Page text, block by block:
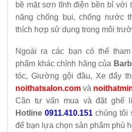
bề mặt sơn tĩnh điện bền bỉ với
năng chống bụi, chống nước
thích hợp sử dụng trong môi
Ngoài ra các bạn có thể
phẩm khác chính hãng của
tóc, Giường gội đầu, Xe đẩy
noithatsalon.com và
Cần tư vấn mua và đặt ghế
Hotline 0911.410.151 chúng tôi
để bạn lựa chọn sản phẩm phù